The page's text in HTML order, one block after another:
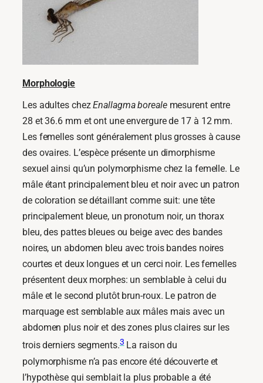
Morphologie
Les adultes chezEnallagma borealemesurent entre
28 et 36.6 mm et ont une envergure de 17 à 12 mm.
Les femelles sont généralement plus grosses à cause
des ovaires. L’espèce présente un dimorphisme
sexuel ainsi qu’un polymorphisme chez la femelle. Le
mâle étant principalement bleu et noir avec un patron
de coloration se détaillant comme suit: une tête
principalement bleue, un pronotum noir, un thorax
bleu, des pattes bleues ou beige avec des bandes
noires, un abdomen bleu avec trois bandes noires
courtes et deux longues et un cerci noir. Les femelles
présentent deux morphes: un semblable à celui du
mâle et le second plutôt brun-roux. Le patron de
marquage est semblable aux mâles mais avec un
abdomen plus noir et des zones plus claires sur les
trois derniers segments.3La raison du
polymorphisme n’a pas encore été découverte et
l’hypothèse qui semblait la plus probable a été